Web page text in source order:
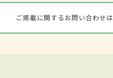
ご掲載に関するお問い合わせ